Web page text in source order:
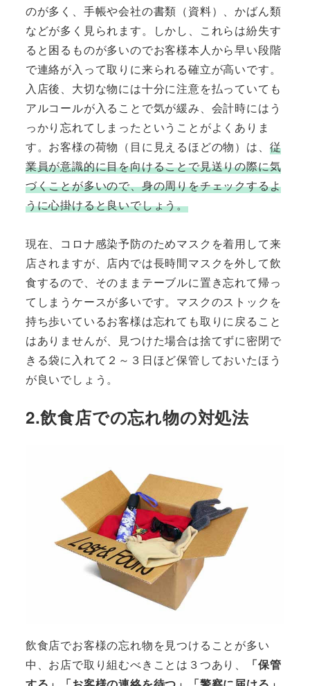
のが多く、手帳や会社の書類（資料）、かばん類
などが多く見られます。しかし、これらは紛失す
ると困るものが多いのでお客様本人から早い段階
で連絡が入って取りに来られる確立が高いです。
入店後、大切な物には十分に注意を払っていても
アルコールが入ることで気が緩み、会計時にはう
っかり忘れてしまったということがよくありま
す。お客様の荷物（目に見えるほどの物）は、 従
業員が意識的に目を向けることで見送りの際に気
づくことが多いので、身の周りをチェックするよ
うに心掛けると良いでしょう。
現在、コロナ感染予防のためマスクを着用して来
店されますが、店内では長時間マスクを外して飲
食するので、そのままテーブルに置き忘れて帰っ
てしまうケースが多いです。マスクのストックを
持ち歩いているお客様は忘れても取りに戻ること
はありませんが、見つけた場合は捨てずに密閉で
きる袋に入れて２～３日ほど保管しておいたほう
が良いでしょう。
2.飲食店での忘れ物の対処法
飲食店でお客様の忘れ物を見つけることが多い
中、お店で取り組むべきことは３つあり、
「保管